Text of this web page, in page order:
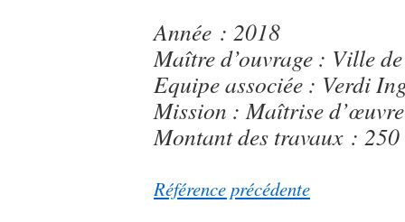
Année : 2018
Maître d’ouvrage : Ville
Equipe associée : Verdi
Mission : Maîtrise d’œuvre
Montant des travaux :
Référence précédente